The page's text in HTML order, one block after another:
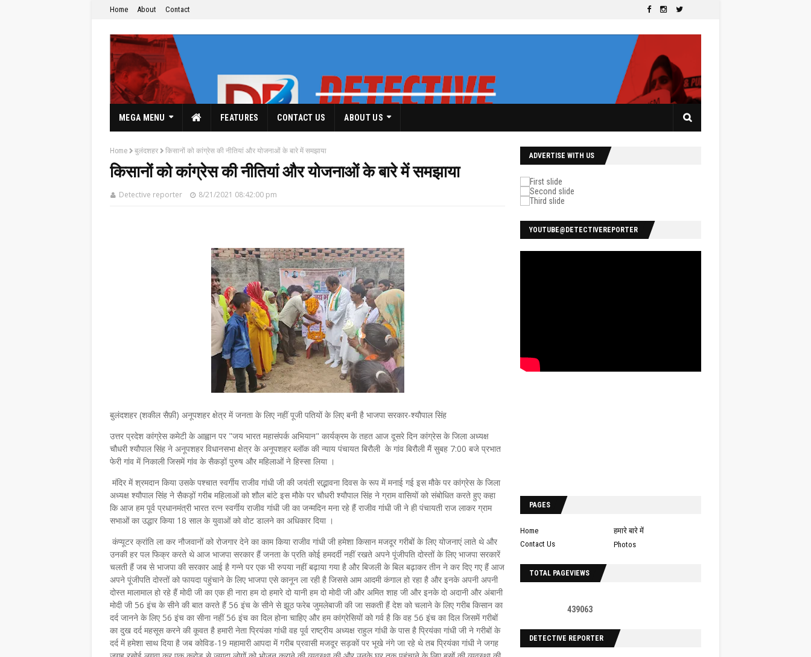
Home About Contact
MEGA MENU FEATURES CONTACT US ABOUT US
Home बुलंदशहर किसानों को कांग्रेस की नीतियां और योजनाओं के बारे में समझाया
किसानों को कांग्रेस की नीतियां और योजनाओं के बारे में समझाया
Detective reporter 8/21/2021 08:42:00 pm
बुलंदशहर (शकील सैफ़ी) अनूपशहर क्षेत्र में जनता के लिए नहीं पूजी पतियों के लिए बनी है भाजपा सरकार-श्यौपाल सिंह
उत्तर प्रदेश कांग्रेस कमेटी के आह्वान पर "जय भारत महासंपर्क अभियान" कार्यक्रम के तहत आज दूसरे दिन कांग्रेस के जिला अध्यक्ष
चौधरी श्यौपाल सिंह ने अनूपशहर विधानसभा क्षेत्र के अनूपशहर ब्लॉक की न्याय पंचायत बिरौली के गांव बिरौली मैं सुबह 7:00 बजे प्रभात
फेरी गांव में निकाली जिसमें गांव के सैकड़ों पुरुष और महिलाओं ने हिस्सा लिया ।
मंदिर में श्रमदान किया उसके पश्चात स्वर्गीय राजीव गांधी जी की जयंती सद्भावना दिवस के रूप में मनाई गई इस मौके पर कांग्रेस के जिला
अध्यक्ष श्यौपाल सिंह ने सैकड़ों गरीब महिलाओं को शौल बांटे इस मौके पर चौधरी श्यौपाल सिंह ने ग्राम वासियों को संबोधित करते हुए कहा
कि आज हम पूर्व प्रधानमंत्री भारत रत्न स्वर्गीय राजीव गांधी जी का जन्मदिन मना रहे हैं राजीव गांधी जी ने ही पंचायती राज लाकर ग्राम
सभाओं का उद्धार किया 18 साल के युवाओं को वोट डालने का अधिकार दिया ।
कंप्यूटर क्रांति ला कर नौजवानों को रोजगार देने का काम किया राजीव गांधी जी हमेशा किसान मजदूर गरीबों के लिए योजनाएं लाते थे और
उनकी हर पल फिक्र करते थे आज भाजपा सरकार हैं जनता के प्रति कोई हमदर्दी नहीं रखते अपने पूंजीपति दोस्तों के लिए भाजपा सरकारें
चलती हैं जब से भाजपा की सरकार आई है गन्ने पर एक भी रुपया नहीं बढ़ाया गया है और बिजली के बिल बढ़ाकर तीन ने कर दिए गए हैं आज
अपने पूंजीपति दोस्तों को फायदा पहुंचाने के लिए भाजपा एसे कानून ला रही है जिससे आम आदमी कंगाल हो रहा है और इनके अपनी अपनी
दोस्त मालामाल हो रहे हैं मोदी जी का एक ही नारा हम दो हमारे दो यानी हम दो मोदी जी और अमित शाह जी और इनके दो अदानी और अंबानी
मोदी जी 56 इंच के सीने की बात करते हैं 56 इंच के सीने से झूठ फरेब जुमलेबाजी की जा सकती हैं देश को चलाने के लिए गरीब किसान का
दर्द जानने के लिए 56 इंच का सीना नहीं 56 इंच का दिल होना चाहिए और हम कांग्रेसियों को गर्व है कि वह 56 इंच का दिल जिसमें गरीबों
का दुख दर्द महसूस करने की कूवत है हमारी नेता प्रियंका गांधी वह पूर्व राष्ट्रीय अध्यक्ष राहुल गांधी के पास है प्रियंका गांधी जी ने गरीबों के
दर्द में हमेशा साथ दिया है जब कोविड-19 महामारी आपदा में गरीब प्रवासी मजदूर सड़कों पर भूखे नंगे जा रहे थे तब प्रियंका गांधी ने जगह
ADVERTISE WITH US
YOUTUBE@DETECTIVEREPORTER
PAGES
Home
हमारे बारे में
Contact Us
Photos
TOTAL PAGEVIEWS
439063
DETECTIVE REPORTER